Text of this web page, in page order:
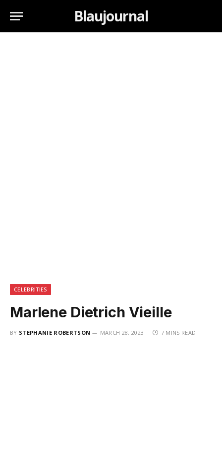
Blaujournal
CELEBRITIES
Marlene Dietrich Vieille
BY STEPHANIE ROBERTSON MARCH 28, 2023 7 MINS READ